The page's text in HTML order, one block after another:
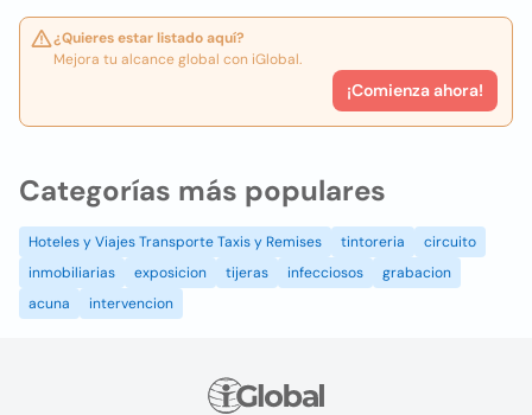
¿Quieres estar listado aquí?
Mejora tu alcance global con iGlobal.
¡Comienza ahora!
Categorías más populares
Hoteles y Viajes Transporte Taxis y Remises tintoreria
circuito
inmobiliarias
exposicion tijeras infecciosos
grabacion
acuna
intervencion